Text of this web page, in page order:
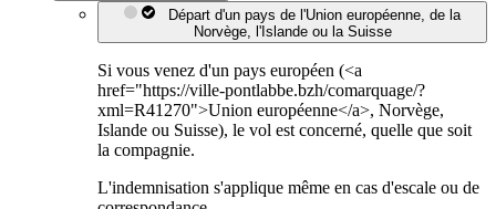
Départ d'un pays de l'Union européenne, de la
Norvège, l'Islande ou la Suisse
Si vous venez d'un pays européen (<a
href="https://ville-pontlabbe.bzh/comarquage/?
xml=R41270">Union européenne</a>, Norvège,
Islande ou Suisse), le vol est concerné, quelle que soit
la compagnie.
L'indemnisation s'applique même en cas d'escale ou de